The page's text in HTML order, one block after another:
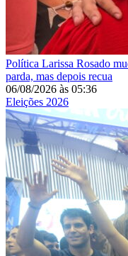
Política Larissa Rosado
parda, mas depois recua
06/08/2026 às 05:36
Eleições 2026